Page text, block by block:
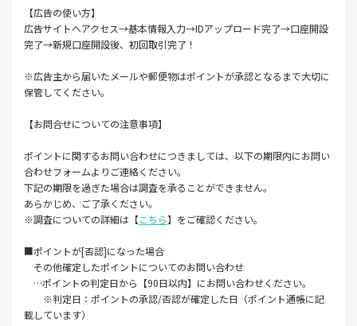
【広告の使い方】
広告サイトへアクセス→基本情報入力→IDアップロード完了→口座開設
完了→新規口座開設後、初回取引完了！
※広告主から届いたメールや郵便物はポイントが承認となるまで大切に
保管してください。
【お問合せについての注意事項】
ポイントに関するお問い合わせにつきましては、以下の期限内にお問い
合わせフォームよりご連絡ください。
下記の期限を過ぎた場合は調査を承ることができません。
あらかじめ、ご了承ください。
※調査についての詳細は【こちら】をご確認ください。
■ポイントが[否認]になった場合
その他確定したポイントについてのお問い合わせ
…ポイントの判定日から【90日以内】にお問い合わせください。
※判定日：ポイントの承認/否認が確定した日（ポイント通帳に記
載しています）